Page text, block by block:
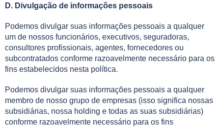
D. Divulgação de informações pessoais
Podemos divulgar suas informações pessoais a qualquer
um de nossos funcionários, executivos, seguradoras,
consultores profissionais, agentes, fornecedores ou
subcontratados conforme razoavelmente necessário para os
fins estabelecidos nesta política.
Podemos divulgar suas informações pessoais a qualquer
membro de nosso grupo de empresas (isso significa nossas
subsidiárias, nossa holding e todas as suas subsidiárias)
conforme razoavelmente necessário para os fins